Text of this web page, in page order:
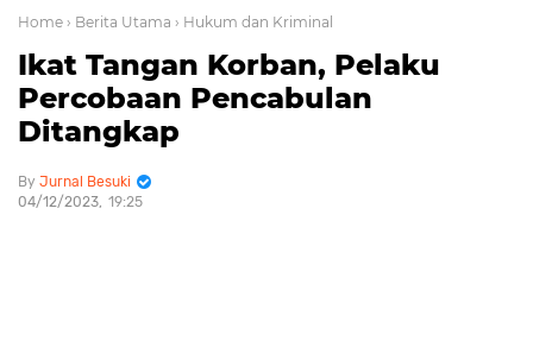
Home › Berita Utama › Hukum dan Kriminal
Ikat Tangan Korban, Pelaku
Percobaan Pencabulan
Ditangkap
Jurnal Besuki
04/12/2023 19:25